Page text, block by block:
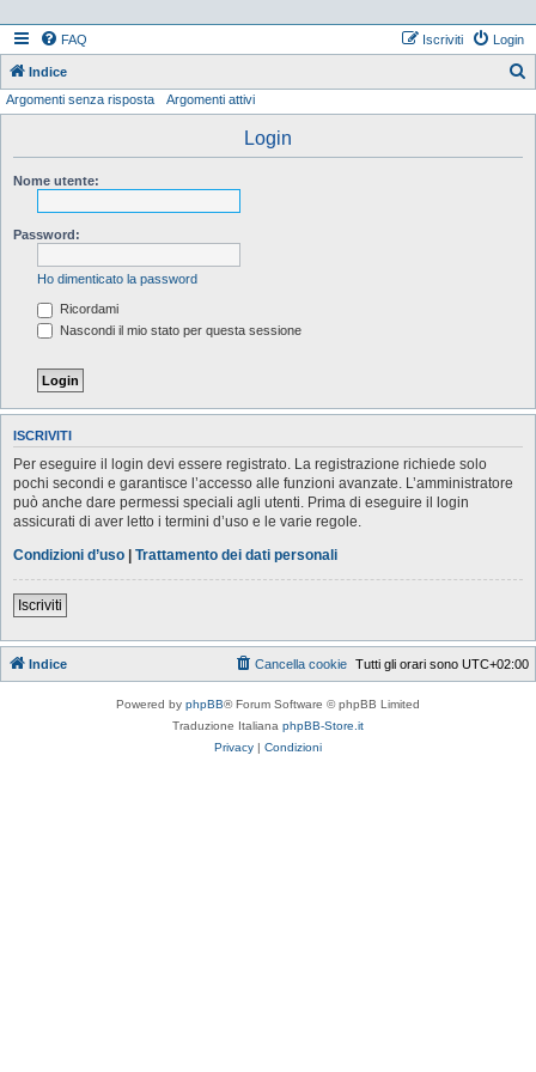
FAQ Login
Iscriviti
Indice
Argomenti senza risposta Argomenti attivi
Login
Nome utente:
Password:
Ho dimenticato la password
Ricordami
Nascondi il mio stato per questa sessione
ISCRIVITI
Per eseguire il login devi essere registrato. La registrazione richiede solo
pochi secondi e garantisce l’accesso alle funzioni avanzate. L’amministratore
può anche dare permessi speciali agli utenti. Prima di eseguire il login
assicurati di aver letto i termini d’uso e le varie regole.
Condizioni d’uso | Trattamento dei dati personali
Iscriviti
Indice Tutti gli orari sono UTC+02:00
Cancella cookie
Powered by phpBB® Forum Software © phpBB Limited
Traduzione Italiana phpBB-Store.it
Privacy | Condizioni